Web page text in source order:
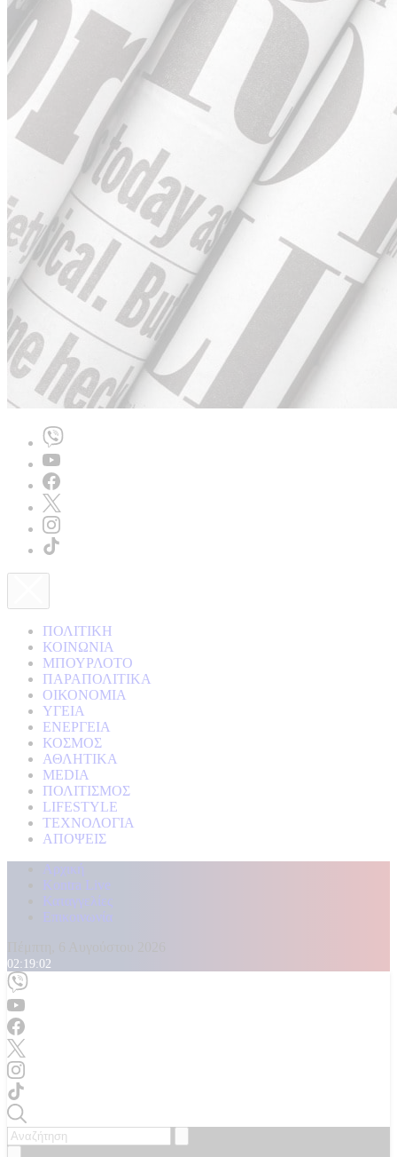
ΠΟΛΙΤΙΚΗ
ΚΟΙΝΩΝΙΑ
ΜΠΟΥΡΛΟΤΟ
ΠΑΡΑΠΟΛΙΤΙΚΑ
ΟΙΚΟΝΟΜΙΑ
ΥΓΕΙΑ
ΕΝΕΡΓΕΙΑ
ΚΟΣΜΟΣ
ΑΘΛΗΤΙΚΑ
MEDIA
ΠΟΛΙΤΙΣΜΟΣ
LIFESTYLE
ΤΕΧΝΟΛΟΓΙΑ
ΑΠΟΨΕΙΣ
Αρχική
Kontra Live
Καταγγελίες
Επικοινωνία
02:19:04